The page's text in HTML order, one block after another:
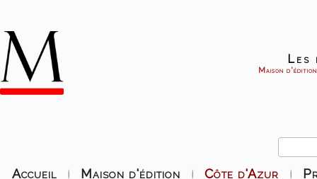
Les
Maison
Accueil Maison d'édition Côte d'Azur